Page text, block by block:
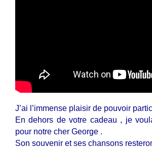
J’ai l’immense plaisir de pouvoir
En dehors de votre cadeau , je
pour notre cher George .
Son souvenir et ses chansons